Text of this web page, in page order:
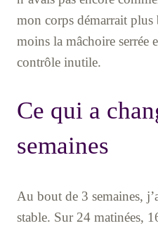
mon corps démarrait plus
moins la mâchoire serrée
contrôle inutile.
Ce qui a
semaines
Au bout de 3 semaines,
stable. Sur 24 matinées,